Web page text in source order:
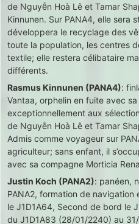
de Nguyễn Hoà Lê et Tamar
Kinnunen. Sur PANA4, elle sera
développera le recyclage des
toute la population, les centres
textile; elle restera célibataire
différents.
Rasmus Kinnunen (PANA4):
Vantaa, orphelin en fuite avec
exceptionnellement aux
de Nguyễn Hoà Lê et Tamar
Admis comme voyageur sur
agriculteur; sans enfant, il
avec sa compagne Morticia
Justin Koch (PANA2): panéen,
PANA2, formation de
le J1D1A64, Second de bord le
du J1D1A83 (28/01/2240) au